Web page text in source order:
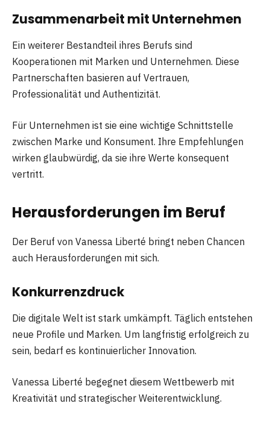
Zusammenarbeit mit Unternehmen
Ein weiterer Bestandteil ihres Berufs sind
Kooperationen mit Marken und Unternehmen. Diese
Partnerschaften basieren auf Vertrauen,
Professionalität und Authentizität.
Für Unternehmen ist sie eine wichtige Schnittstelle
zwischen Marke und Konsument. Ihre Empfehlungen
wirken glaubwürdig, da sie ihre Werte konsequent
vertritt.
Herausforderungen im Beruf
Der Beruf von Vanessa Liberté bringt neben Chancen
auch Herausforderungen mit sich.
Konkurrenzdruck
Die digitale Welt ist stark umkämpft. Täglich entstehen
neue Profile und Marken. Um langfristig erfolgreich zu
sein, bedarf es kontinuierlicher Innovation.
Vanessa Liberté begegnet diesem Wettbewerb mit
Kreativität und strategischer Weiterentwicklung.